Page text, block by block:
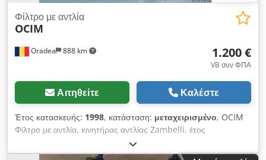
Oradea 888 km
Φίλτρο με αντλία
OCIM
1.200 €
VB συν ΦΠΑ
Αιτηθείτε Καλέστε
Έτος κατασκευής: 1998, κατάσταση: μεταχειρισμένο, OCIM
Φίλτρο με αντλία, κινητήρας αντλίας Zambelli, έτος
κατασκευής 1998 Τα Φίλτρα-Πρέσες OCIM είναι ιδιαίτερα
κατάλληλα για το φιλτράρισμα υγρών και πυκνών τροφίμων,